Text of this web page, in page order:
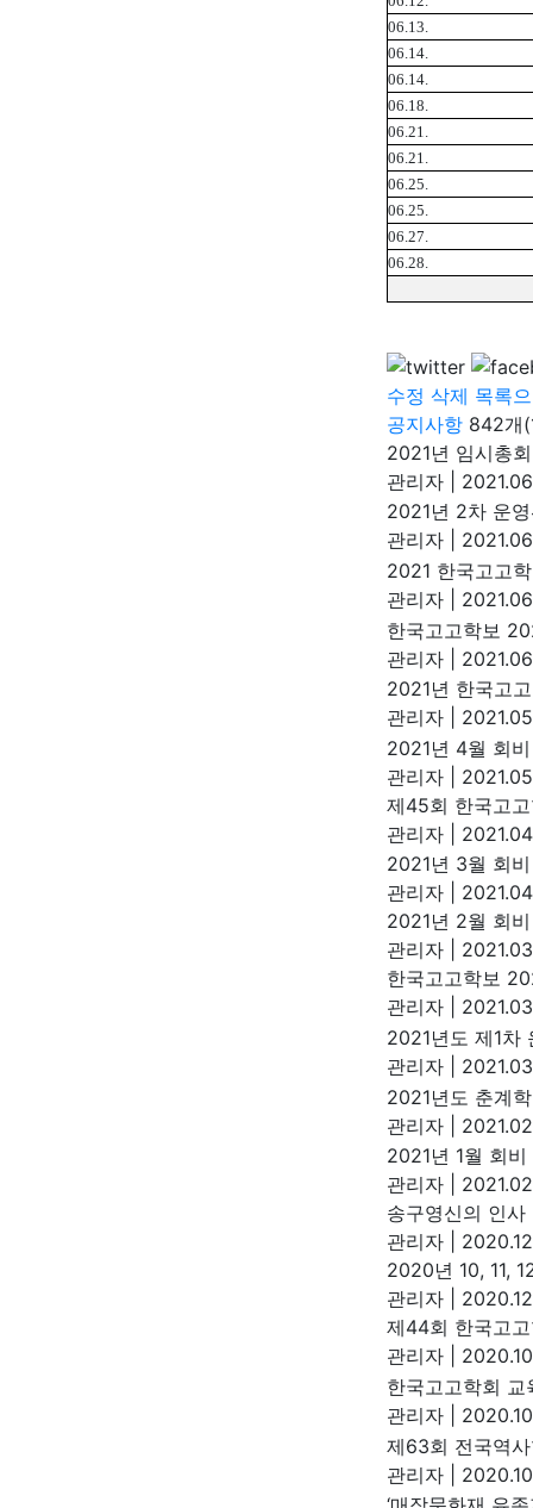
06.13.
06.14.
06.14.
06.18.
06.21.
06.21.
06.25.
06.25.
06.27.
06.28.
수정 삭제 목록
공지사항 842개
2021년 임시총
관리자
2021년 2차 운
관리자
2021 한국고고
관리자
한국고고학보
관리자
2021년 한국고
관리자
2021년 4월 회
관리자
제45회 한국고
관리자
2021년 3월 회
관리자
2021년 2월 회
관리자
한국고고학보
관리자
2021년도 제1차
관리자
2021년도 춘계
관리자
2021년 1월 회
관리자
송구영신의 인사
관리자
2020년 10, 11,
관리자
제44회 한국고
관리자
한국고고학회
관리자
제63회 전국역
관리자